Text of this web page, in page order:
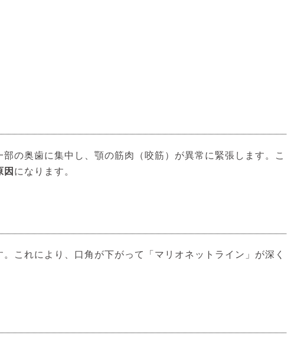
の奥歯に集中し、顎の筋肉（咬筋）が異常に緊張します。こ
因 になります。
これにより、口角が下がって「マリオネットライン」が深く